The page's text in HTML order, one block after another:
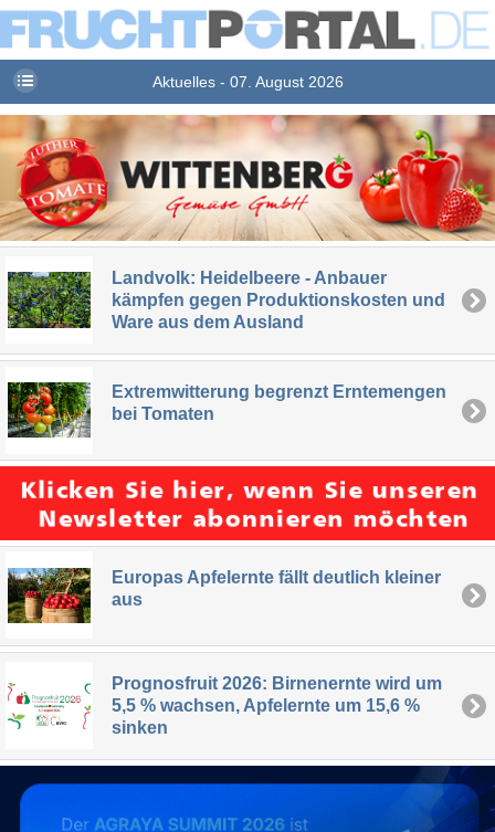
Aktuelles - 07. August 2026
Landvolk: Heidelbeere - Anbauer
kämpfen gegen Produktionskosten und
Ware aus dem Ausland
Extremwitterung begrenzt Erntemengen
bei Tomaten
Europas Apfelernte fällt deutlich kleiner
aus
Prognosfruit 2026: Birnenernte wird um
5,5 % wachsen, Apfelernte um 15,6 %
sinken